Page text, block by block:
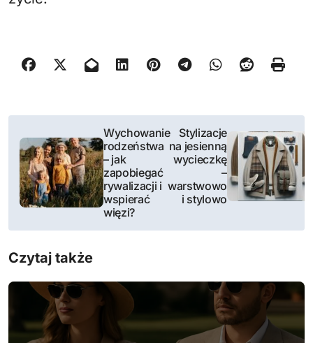
w
a
Wychowanie
rodzeństwa
– jak
zapobiegać
rywalizacji i
wspierać
więzi?
Stylizacje
na jesienną
wycieczkę
–
warstwowo
i stylowo
Czytaj także